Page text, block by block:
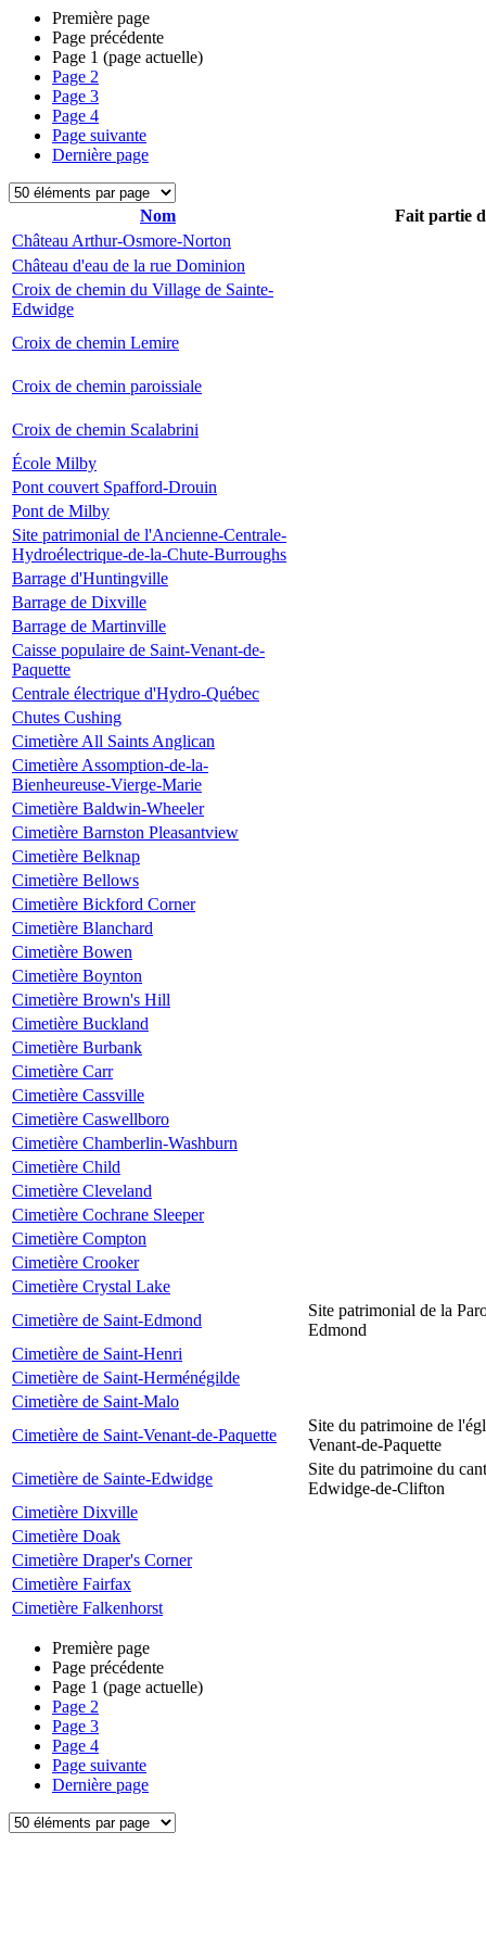
Première page
Page précédente
Page 1 (page actuelle)
Page 2
Page 3
Page 4
Page suivante
Dernière page
Nom
Fait partie
Château Arthur-Osmore-Norton
Château d'eau de la rue Dominion
Croix de chemin du Village de Sainte-
Edwidge
Croix de chemin Lemire
Croix de chemin paroissiale
Croix de chemin Scalabrini
École Milby
Pont couvert Spafford-Drouin
Pont de Milby
Site patrimonial de l'Ancienne-Centrale-
Hydroélectrique-de-la-Chute-Burroughs
Barrage d'Huntingville
Barrage de Dixville
Barrage de Martinville
Caisse populaire de Saint-Venant-de-
Paquette
Centrale électrique d'Hydro-Québec
Chutes Cushing
Cimetière All Saints Anglican
Cimetière Assomption-de-la-
Bienheureuse-Vierge-Marie
Cimetière Baldwin-Wheeler
Cimetière Barnston Pleasantview
Cimetière Belknap
Cimetière Bellows
Cimetière Bickford Corner
Cimetière Blanchard
Cimetière Bowen
Cimetière Boynton
Cimetière Brown's Hill
Cimetière Buckland
Cimetière Burbank
Cimetière Carr
Cimetière Cassville
Cimetière Caswellboro
Cimetière Chamberlin-Washburn
Cimetière Child
Cimetière Cleveland
Cimetière Cochrane Sleeper
Cimetière Compton
Cimetière Crooker
Cimetière Crystal Lake
Cimetière de Saint-Edmond
Site patrimonial de la
Edmond
Cimetière de Saint-Henri
Cimetière de Saint-Herménégilde
Cimetière de Saint-Malo
Cimetière de Saint-Venant-de-Paquette
Site du patrimoine de
Venant-de-Paquette
Cimetière de Sainte-Edwidge
Site du patrimoine du
Edwidge-de-Clifton
Cimetière Dixville
Cimetière Doak
Cimetière Draper's Corner
Cimetière Fairfax
Cimetière Falkenhorst
Première page
Page précédente
Page 1 (page actuelle)
Page 2
Page 3
Page 4
Page suivante
Dernière page